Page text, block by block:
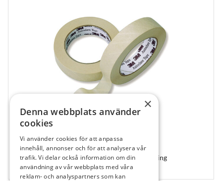
162706
Autoklaveringstejp 19 mm bred, Med indikering
1 st
×
Denna webbplats använder
cookies
Vi använder cookies för att anpassa
innehåll, annonser och för att analysera vår
trafik. Vi delar också information om din
användning av vår webbplats med våra
reklam- och analyspartners som kan